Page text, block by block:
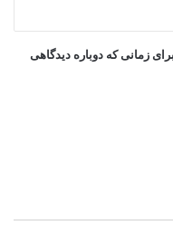
زمانی که دوباره دیدگاهی